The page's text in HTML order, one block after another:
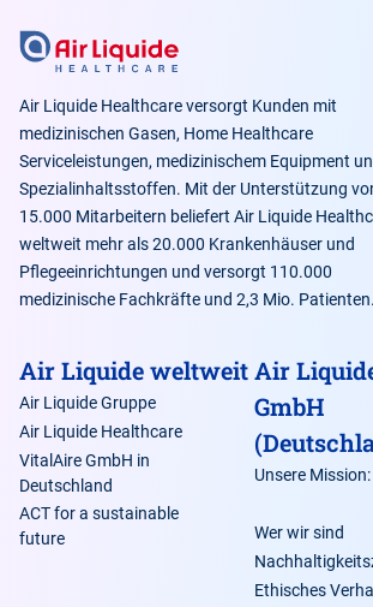
Air Liquide Healthcare versorgt Kunden mit
medizinischen Gasen, Home Healthcare
Serviceleistungen, medizinischem Equipment
Spezialinhaltsstoffen. Mit der Unterstützung
15.000 Mitarbeitern beliefert Air Liquide
weltweit mehr als 20.000 Krankenhäuser und
Pflegeeinrichtungen und versorgt 110.000
medizinische Fachkräfte und 2,3 Mio. Patienten.
Air Liquide weltweit
Air Liquide Gruppe
Air Liquide Healthcare
VitalAire GmbH in
Deutschland
ACT for a sustainable
future
Air
GmbH
Unsere
Wer wir sind
Ethisches